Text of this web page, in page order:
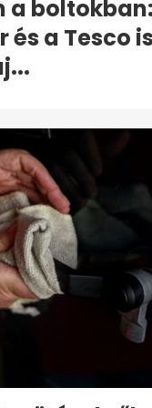
a boltokban:
és a Tesco is